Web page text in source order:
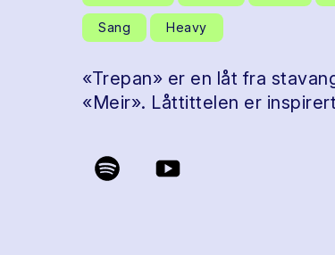
Sang Heavy
«Trepan» er en låt fra
«Meir». Låttittelen er